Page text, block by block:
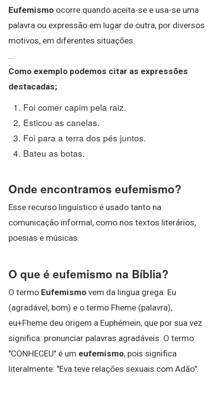
Eufemismo ocorre quando aceita-se e usa-se uma
palavra ou expressão em lugar de outra, por diversos
motivos, em diferentes situações.
...
Como exemplo podemos citar as expressões
destacadas;
Foi comer capim pela raiz.
Esticou as canelas.
Foi para a terra dos pés juntos.
Bateu as botas.
Onde encontramos eufemismo?
Esse recurso linguístico é usado tanto na
comunicação informal, como nos textos literários,
poesias e músicas.
O que é eufemismo na Bíblia?
O termo Eufemismo vem da lingua grega: Eu
(agradável, bom) e o termo Fheme (palavra),
eu+Fheme deu origem a Euphémein, que por sua vez
significa: pronunciar palavras agradáveis. O termo
"CONHECEU" é um eufemismo, pois significa
literalmente: "Eva teve relações sexuais com Adão".